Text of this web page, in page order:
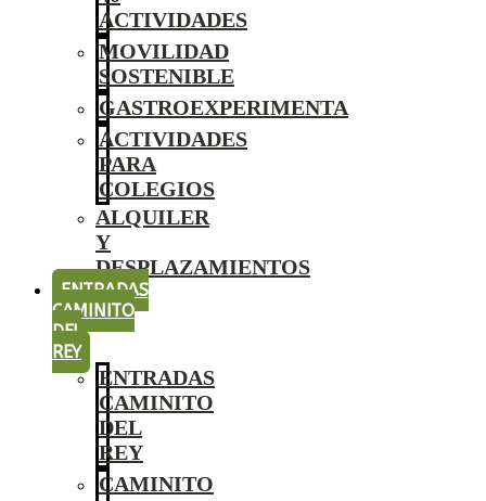
ACTIVIDADES
MOVILIDAD
SOSTENIBLE
GASTROEXPERIMENTA
ACTIVIDADES
PARA
COLEGIOS
ALQUILER
Y
DESPLAZAMIENTOS
ENTRADAS
CAMINITO
DEL
REY
ENTRADAS
CAMINITO
DEL
REY
CAMINITO